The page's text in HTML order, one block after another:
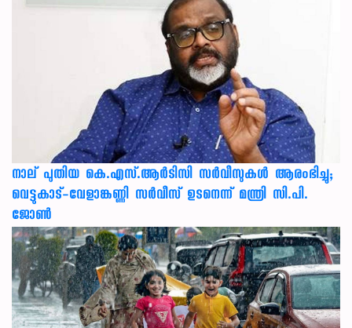
നാല് പുതിയ കെ.എസ്.ആർടിസി സർവീസുകൾ ആരംഭിച്ചു;
വെട്ടുകാട്-വേളാങ്കണ്ണി സർവീസ് ഉടനെന്ന് മന്ത്രി സി.പി.
ജോൺ